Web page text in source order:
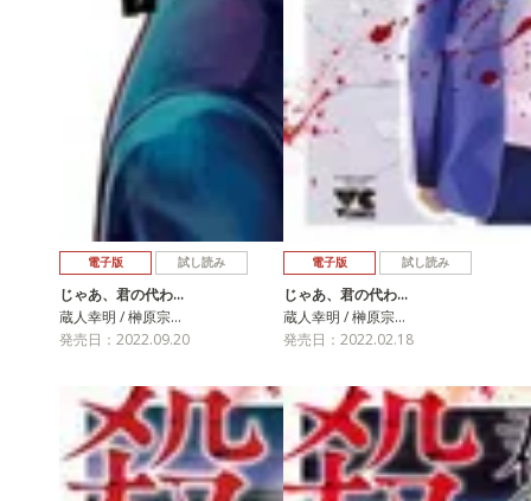
電子版 試し読み
じゃあ、君の代わ…
蔵人幸明 / 榊原宗…
発売日：2022.09.20
電子版 試し読み
じゃあ、君の代わ…
蔵人幸明 / 榊原宗…
発売日：2022.02.18